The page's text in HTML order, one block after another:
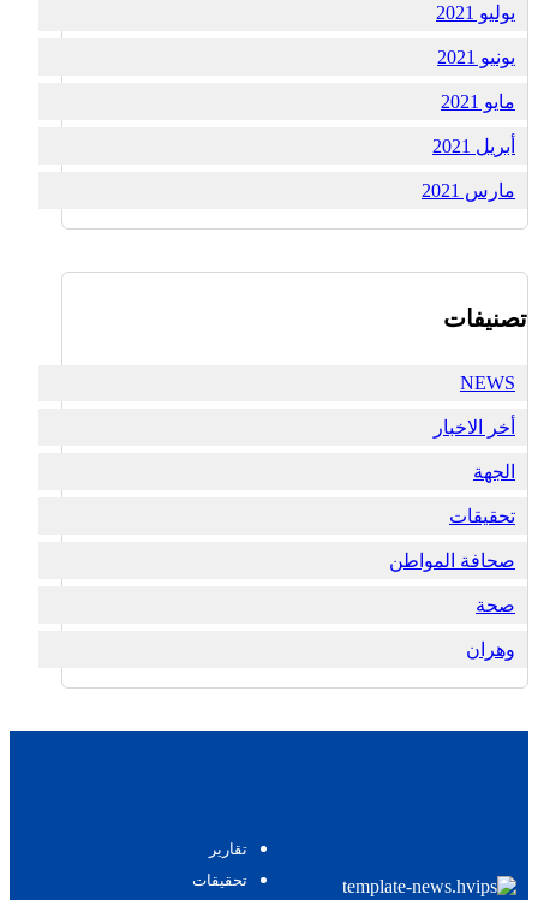
يوليو 2021
يونيو 2021
مايو 2021
أبريل 2021
مارس 2021
تصنيفات
NEWS
أخر الاخبار
الجهة
تحقيقات
صحافة المواطن
صحة
وهران
تقارير
تحقيقات